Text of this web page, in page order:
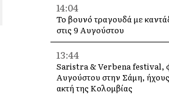
14:04
Το βουνό τραγουδά με
στις 9 Αυγούστου
13:44
Saristra & Verbena festival,
Αυγούστου στην Σάμη,
ακτή της Κολομβίας